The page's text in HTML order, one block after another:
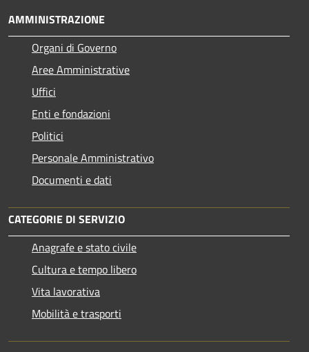
AMMINISTRAZIONE
Organi di Governo
Aree Amministrative
Uffici
Enti e fondazioni
Politici
Personale Amministrativo
Documenti e dati
CATEGORIE DI SERVIZIO
Anagrafe e stato civile
Cultura e tempo libero
Vita lavorativa
Mobilità e trasporti